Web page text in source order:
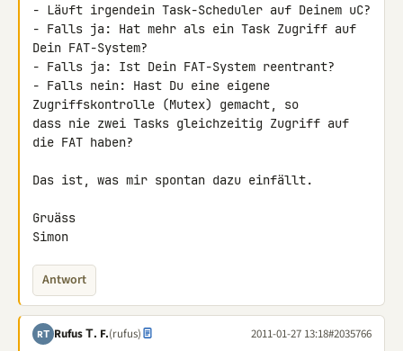
- Läuft irgendein Task-Scheduler auf Deinem uC?
- Falls ja: Hat mehr als ein Task Zugriff auf
Dein FAT-System?
- Falls ja: Ist Dein FAT-System reentrant?
- Falls nein: Hast Du eine eigene
Zugriffskontrolle (Mutex) gemacht, so
dass nie zwei Tasks gleichzeitig Zugriff auf
die FAT haben?
Das ist, was mir spontan dazu einfällt.
Gruäss
Simon
Antwort
RΤ Rufus Τ. F.(rufus) 2011-01-27 13:18#2035766